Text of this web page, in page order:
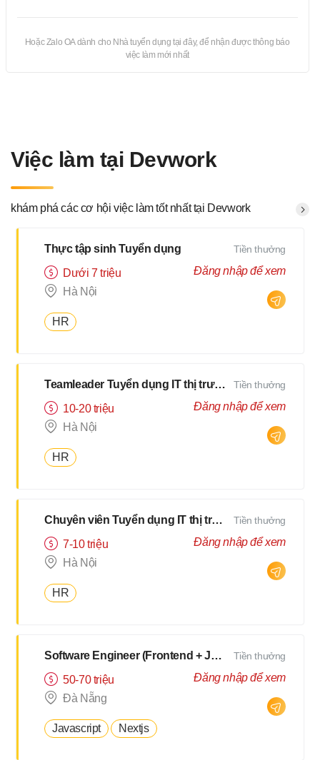
Hoặc Zalo OA dành cho Nhà tuyển dụng tại đây, để nhận được thông báo
việc làm mới nhất
Việc làm tại Devwork
khám phá các cơ hội việc làm tốt nhất tại Devwork
Thực tập sinh Tuyển dụng
Dưới 7 triệu
Hà Nội
HR
Tiền thưởng
Đăng nhập để xem
Teamleader Tuyển dụng IT thị trường Nhật
10-20 triệu
Hà Nội
HR
Tiền thưởng
Đăng nhập để xem
Chuyên viên Tuyển dụng IT thị trường Nhật
7-10 triệu
Hà Nội
HR
Tiền thưởng
Đăng nhập để xem
Software Engineer (Frontend + Javascript) [Salary up to $3000]
50-70 triệu
Đà Nẵng
Javascript Nextjs
Tiền thưởng
Đăng nhập để xem